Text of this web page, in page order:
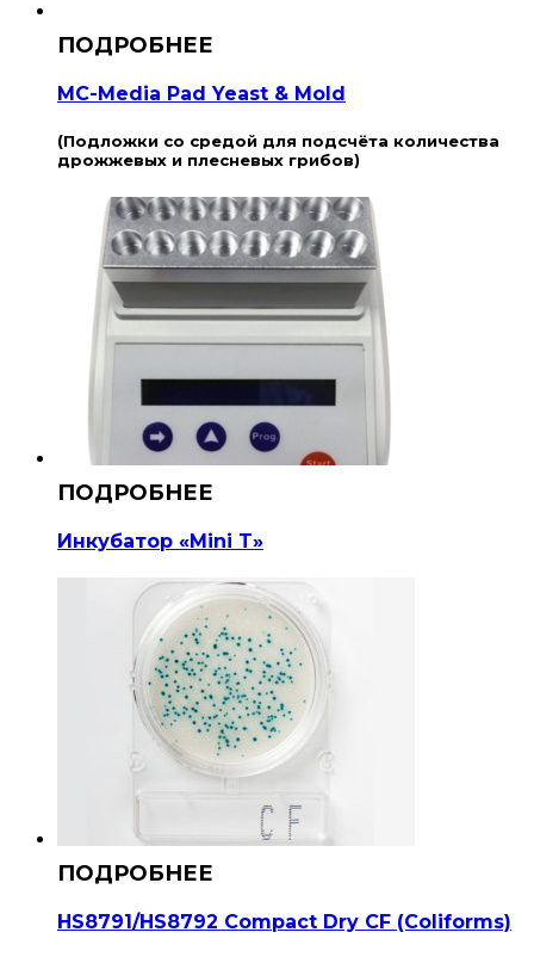
MC-Media Pad Yeast & Mold
(Подложки со средой для подсчёта количества
дрожжевых и плесневых грибов)
Инкубатор «Mini T»
HS8791/HS8792 Compact Dry CF (Сoliforms)